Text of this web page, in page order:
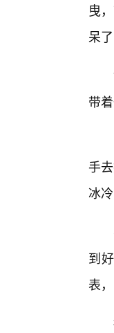
曳
呆
带
手
冰
到
表